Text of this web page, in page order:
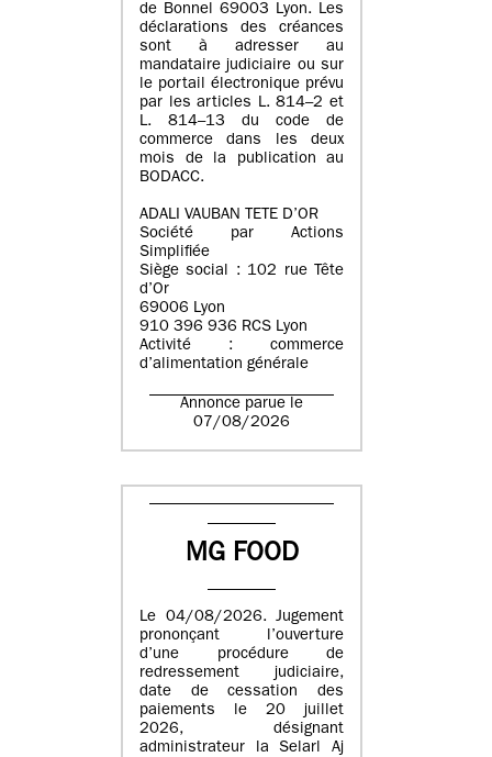
de Bonnel 69003 Lyon. Les
déclarations des créances
sont à adresser au
mandataire judiciaire ou sur
le portail électronique prévu
par les articles L. 814–2 et
L. 814–13 du code de
commerce dans les deux
mois de la publication au
BODACC.
ADALI VAUBAN TETE D’OR
Société par Actions
Simplifiée
Siège social : 102 rue Tête
d’Or
69006 Lyon
910 396 936 RCS Lyon
Activité : commerce
d’alimentation générale
Annonce parue le
07/08/2026
MG FOOD
Le 04/08/2026. Jugement
prononçant l’ouverture
d’une procédure de
redressement judiciaire,
date de cessation des
paiements le 20 juillet
2026, désignant
administrateur la Selarl Aj